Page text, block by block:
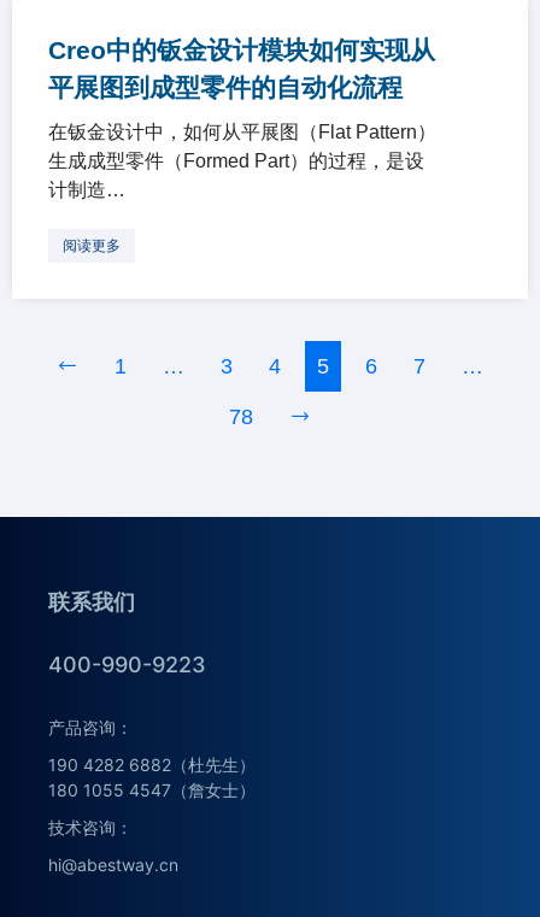
Creo中的钣金设计模块如何实现从
平展图到成型零件的自动化流程
在钣金设计中，如何从平展图（Flat Pattern）
生成成型零件（Formed Part）的过程，是设
计制造…
阅读更多
1 … 3 4 5 6 7 …
78
联系我们
400-990-9223
产品咨询：
190 4282 6882（杜先生）
180 1055 4547（詹女士）
技术咨询：
hi@abestway.cn